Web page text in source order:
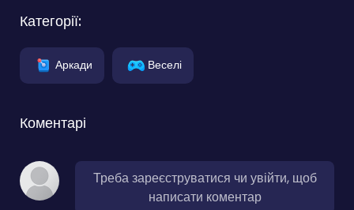
Категорії:
Аркади Веселі
Коментарі
Треба зареєструватися чи увійти, щоб
написати коментар